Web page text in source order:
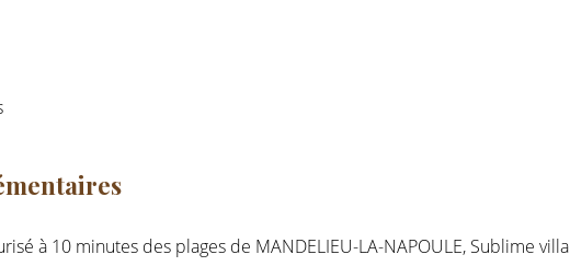
à 10 minutes des plages de MANDELIEU-LA-NAPOULE, Sublime villa